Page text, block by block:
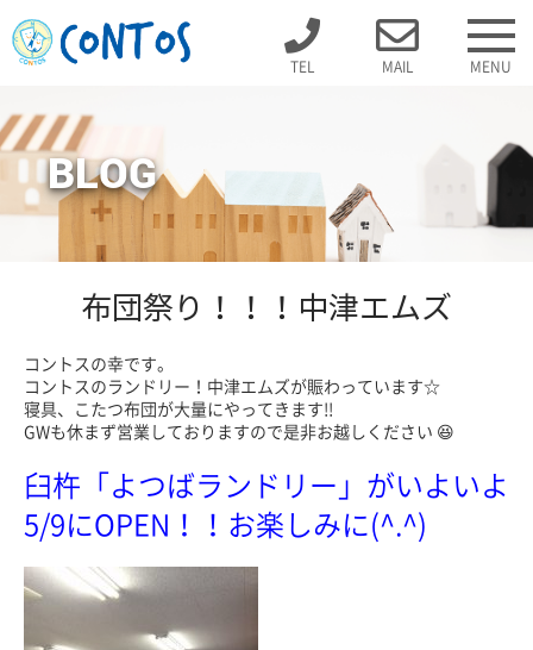
TEL MAIL MENU
BLOG
布団祭り！！！中津エムズ
コントスの幸です。
コントスのランドリー！中津エムズが賑わっています☆
寝具、こたつ布団が大量にやってきます!!
GWも休まず営業しておりますので是非お越しください 😆
臼杵「よつばランドリー」がいよいよ
5/9にOPEN！！お楽しみに(^.^)